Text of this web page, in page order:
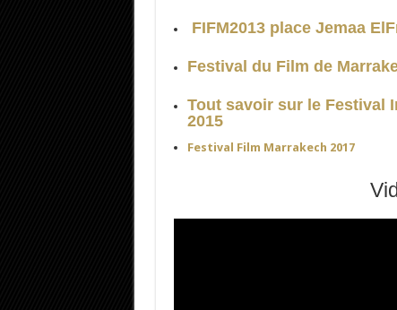
FIFM2013 place Jemaa
Festival du Film de
Tout savoir sur le Festival
2015
Festival Film Marrakech 2017